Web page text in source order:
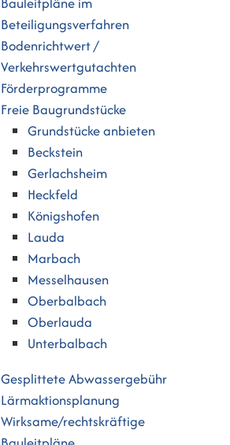
Beteiligungsverfahren
Bodenrichtwert /
Verkehrswertgutachten
Förderprogramme
Freie Baugrundstücke
Grundstücke anbieten
Beckstein
Gerlachsheim
Heckfeld
Königshofen
Lauda
Marbach
Messelhausen
Oberbalbach
Oberlauda
Unterbalbach
Gesplittete Abwassergebühr
Lärmaktionsplanung
Wirksame/rechtskräftige